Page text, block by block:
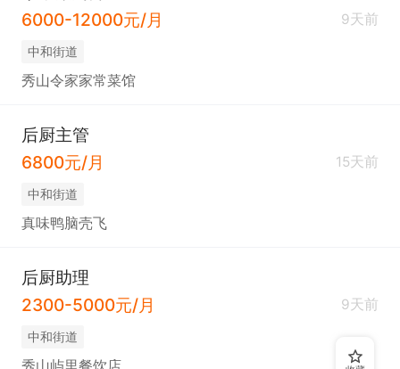
6000-12000元/月
9天前
中和街道
秀山令家家常菜馆
后厨主管
6800元/月
15天前
中和街道
真味鸭脑壳飞
后厨助理
2300-5000元/月
9天前
中和街道